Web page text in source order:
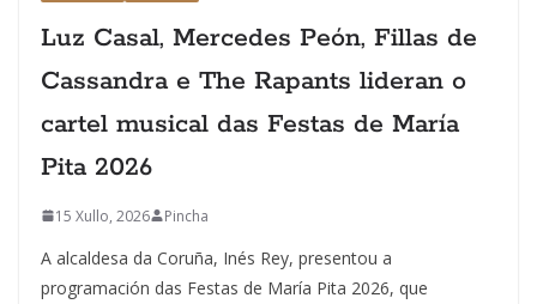
Luz Casal, Mercedes Peón, Fillas de
Cassandra e The Rapants lideran o
cartel musical das Festas de María
Pita 2026
15 Xullo, 2026 Pincha
A alcaldesa da Coruña, Inés Rey, presentou a
programación das Festas de María Pita 2026, que